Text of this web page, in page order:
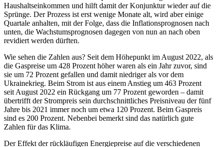
Haushaltseinkommen und hilft damit der Konjunktur wieder auf die
Sprünge. Der Prozess ist erst wenige Monate alt, wird aber einige
Quartale anhalten, mit der Folge, dass die Inflationsprognosen nach
unten, die Wachstumsprognosen dagegen von nun an nach oben
revidiert werden dürften.
Wie sehen die Zahlen aus? Seit dem Höhepunkt im August 2022, als
die Gaspreise um 428 Prozent höher waren als ein Jahr zuvor, sind
sie um 72 Prozent gefallen und damit niedriger als vor dem
Ukrainekrieg. Beim Strom ist aus einem Anstieg um 463 Prozent
seit August 2022 ein Rückgang um 77 Prozent geworden – damit
übertrifft der Strompreis sein durchschnittliches Preisniveau der fünf
Jahre bis 2021 immer noch um etwa 120 Prozent. Beim Gaspreis
sind es 200 Prozent. Nebenbei bemerkt sind das natürlich gute
Zahlen für das Klima.
Der Effekt der rückläufigen Energiepreise auf die verschiedenen